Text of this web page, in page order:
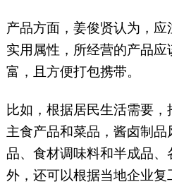
产品方面，姜俊贤认为，
实用属性，所经营的产品
富，且方便打包携带。
比如，根据居民生活需要
主食产品和菜品，酱卤制
品、食材调味料和半成品
外，还可以根据当地企业复